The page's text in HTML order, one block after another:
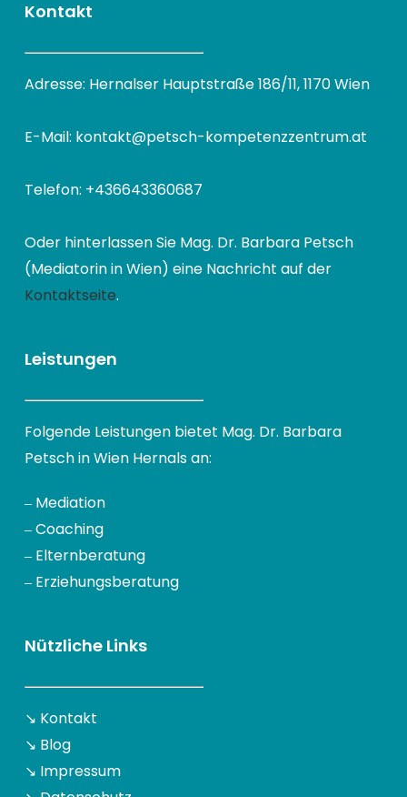
Kontakt
Adresse: Hernalser Hauptstraße 186/11, 1170 Wien
E-Mail: kontakt@petsch-kompetenzzentrum.at
Telefon: +436643360687
Oder hinterlassen Sie Mag. Dr. Barbara Petsch
(Mediatorin in Wien) eine Nachricht auf der
Kontaktseite.
Leistungen
Folgende Leistungen bietet Mag. Dr. Barbara
Petsch in Wien Hernals an:
‒ Mediation
‒Coaching
‒ Elternberatung
‒ Erziehungsberatung
Nützliche Links
↘ Kontakt
↘ Blog
↘ Impressum